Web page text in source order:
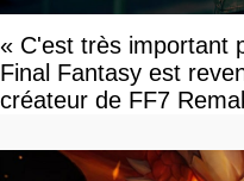
« C'est très important
Final Fantasy est
créateur de FF7